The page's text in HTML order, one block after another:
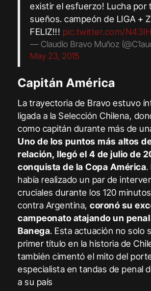
existir el esfuerzo! Lucha por
sueños. campeón de LIGA +
FELIZ!!! pic.twitter.com/
— Claudio Bravo Muñoz
May 23, 2015
Capitán América
La trayectoria de Bravo estuvo
ligada a la Selección Chilena,
como capitán durante más de
Uno de los puntos más altos
relación, llegó el 4 de julio de
conquista de la Copa América.
había realizado un par de
cruciales durante los 120
contra Argentina,coronó su
campeonato atajando un penal
Banega. Esta actuación no solo
primer título en la historia de
también cimentó el mito del
especialista en tandas de penal
a su país